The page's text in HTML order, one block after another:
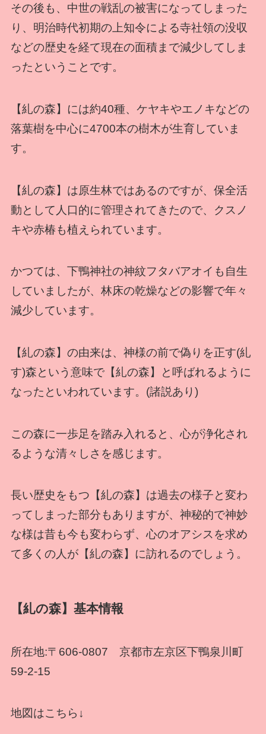
その後も、中世の戦乱の被害になってしまった
り、明治時代初期の上知令による寺社領の没収
などの歴史を経て現在の面積まで減少してしま
ったということです。
【糺の森】には約40種、ケヤキやエノキなどの
落葉樹を中心に4700本の樹木が生育していま
す。
【糺の森】は原生林ではあるのですが、保全活
動として人口的に管理されてきたので、クスノ
キや赤椿も植えられています。
かつては、下鴨神社の神紋フタバアオイも自生
していましたが、林床の乾燥などの影響で年々
減少しています。
【糺の森】の由来は、神様の前で偽りを正す(糺
す)森という意味で【糺の森】と呼ばれるように
なったといわれています。(諸説あり)
この森に一歩足を踏み入れると、心が浄化され
るような清々しさを感じます。
長い歴史をもつ【糺の森】は過去の様子と変わ
ってしまった部分もありますが、神秘的で神妙
な様は昔も今も変わらず、心のオアシスを求め
て多くの人が【糺の森】に訪れるのでしょう。
【糺の森】基本情報
所在地:〒606-0807 京都市左京区下鴨泉川町
59-2-15
地図はこちら↓